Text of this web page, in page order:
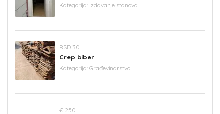
Kategorija: Izdavanje stanova
RSD 30
Crep biber
Kategorija: Građevinarstvo
€ 250